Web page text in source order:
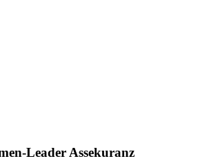
Leader Assekuranz